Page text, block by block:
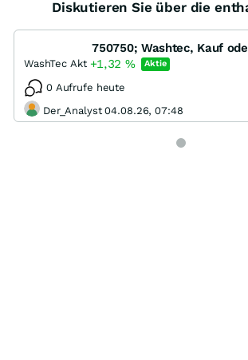
Diskutieren Sie über die
750750; Washtec, Kauf
WashTec Akt +1,32 % Aktie
0 Aufrufe heute
Der_Analyst 04.08.26, 07:48